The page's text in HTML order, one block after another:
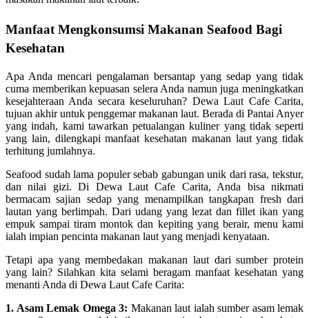
Manfaat Mengkonsumsi Makanan Seafood Bagi
Kesehatan
Apa Anda mencari pengalaman bersantap yang sedap yang tidak
cuma memberikan kepuasan selera Anda namun juga meningkatkan
kesejahteraan Anda secara keseluruhan? Dewa Laut Cafe Carita,
tujuan akhir untuk penggemar makanan laut. Berada di Pantai Anyer
yang indah, kami tawarkan petualangan kuliner yang tidak seperti
yang lain, dilengkapi manfaat kesehatan makanan laut yang tidak
terhitung jumlahnya.
Seafood sudah lama populer sebab gabungan unik dari rasa, tekstur,
dan nilai gizi. Di Dewa Laut Cafe Carita, Anda bisa nikmati
bermacam sajian sedap yang menampilkan tangkapan fresh dari
lautan yang berlimpah. Dari udang yang lezat dan fillet ikan yang
empuk sampai tiram montok dan kepiting yang berair, menu kami
ialah impian pencinta makanan laut yang menjadi kenyataan.
Tetapi apa yang membedakan makanan laut dari sumber protein
yang lain? Silahkan kita selami beragam manfaat kesehatan yang
menanti Anda di Dewa Laut Cafe Carita:
1. Asam Lemak Omega 3: Makanan laut ialah sumber asam lemak